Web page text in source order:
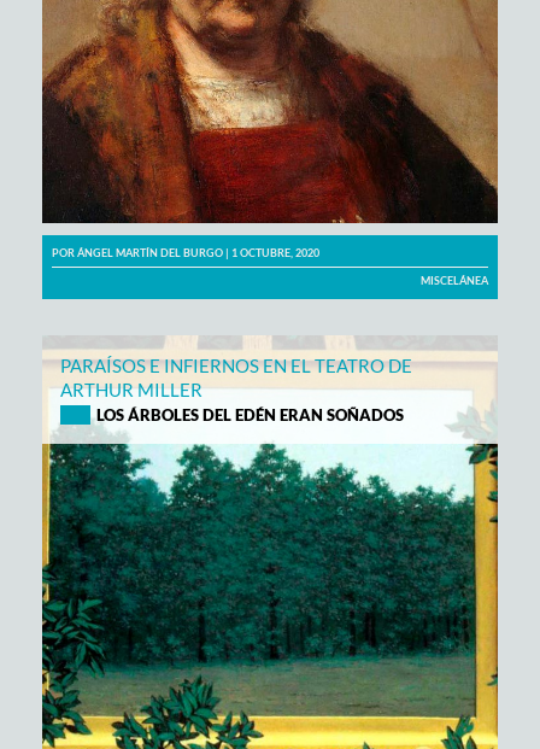
PORÁNGEL MARTÍN DEL BURGO | 1 OCTUBRE, 2020
MISCELÁNEA
PARAÍSOS E INFIERNOS EN EL TEATRO DE
ARTHUR MILLER
LOS ÁRBOLES DEL EDÉN ERAN SOÑADOS